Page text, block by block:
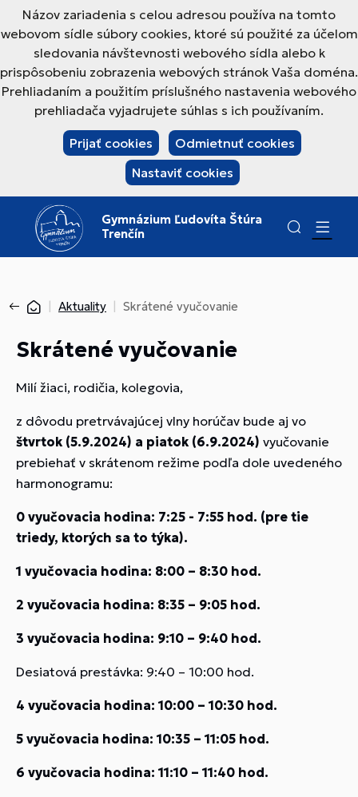
Názov zariadenia s celou adresou používa na tomto
webovom sídle súbory cookies, ktoré sú použité za účelom
sledovania návštevnosti webového sídla alebo k
prispôsobeniu zobrazenia webových stránok Vaša doména.
Prehliadaním a použitím príslušného nastavenia webového
prehliadača vyjadrujete súhlas s ich používaním.
Prijať cookies
Odmietnuť cookies
Nastaviť cookies
Gymnázium Ľudovíta Štúra
Trenčín
Aktuality Skrátené vyučovanie
Skrátené vyučovanie
Milí žiaci, rodičia, kolegovia,
z dôvodu pretrvávajúcej vlny horúčav bude aj vo
štvrtok (5.9.2024) a piatok (6.9.2024) vyučovanie
prebiehať v skrátenom režime podľa dole uvedeného
harmonogramu:
0 vyučovacia hodina: 7:25 - 7:55 hod. (pre tie
triedy, ktorých sa to týka).
1 vyučovacia hodina: 8:00 – 8:30 hod.
2 vyučovacia hodina: 8:35 – 9:05 hod.
3 vyučovacia hodina: 9:10 – 9:40 hod.
Desiatová prestávka: 9:40 – 10:00 hod.
4 vyučovacia hodina: 10:00 – 10:30 hod.
5 vyučovacia hodina: 10:35 – 11:05 hod.
6 vyučovacia hodina: 11:10 – 11:40 hod.